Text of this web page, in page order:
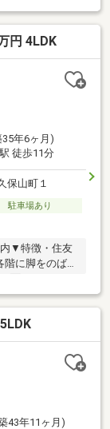
メンテナンス
光パネル
でもラクラ
アルプス宇津
るスーパーで
分◆クリエイト
円 4LDK
年6ヶ月)
徒歩11分
保山町１
駐車場あり
▼特徴・住友
に脚をのばし
楽しめるお庭
ーパーアルプ
平米・
分1200分の10
・・・物件
43年11ヶ月)